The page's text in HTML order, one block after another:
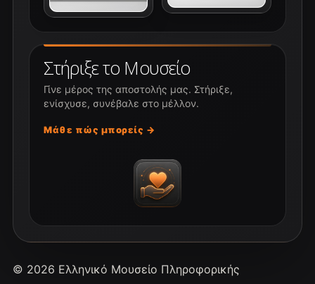
Στήριξε το Μουσείο
Γίνε μέρος της αποστολής μας. Στήριξε,
ενίσχυσε, συνέβαλε στο μέλλον.
Μάθε πώς μπορείς →
© 2026 Ελληνικό Μουσείο Πληροφορικής